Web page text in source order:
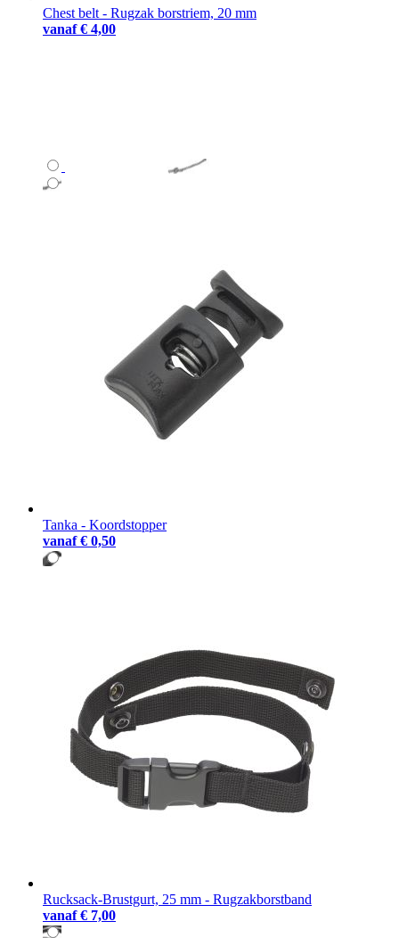
Chest belt - Rugzak borstriem, 20 mm
vanaf € 4,00
Tanka - Koordstopper
vanaf € 0,50
Rucksack-Brustgurt, 25 mm - Rugzakborstband
vanaf € 7,00